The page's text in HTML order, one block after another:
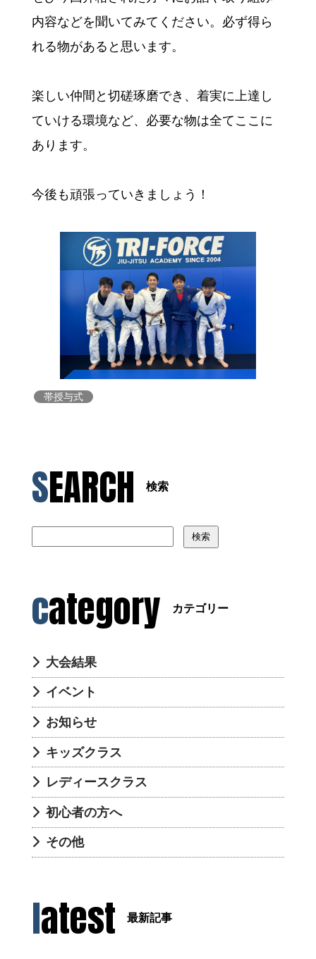
内容などを聞いてみてください。必ず得ら
れる物があると思います。
楽しい仲間と切磋琢磨でき、着実に上達し
ていける環境など、必要な物は全てここに
あります。
今後も頑張っていきましょう！
帯授与式
SEARCH 検索
検索
category カテゴリー
大会結果
イベント
お知らせ
キッズクラス
レディースクラス
初心者の方へ
その他
latest 最新記事